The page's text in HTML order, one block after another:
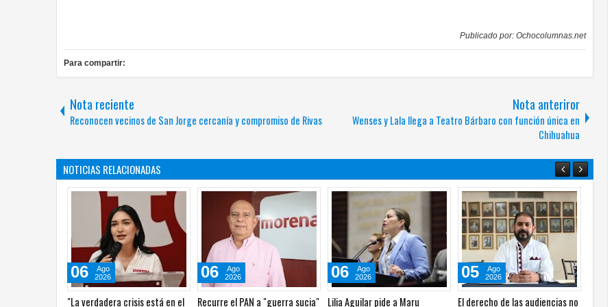
Publicado por: Ochocolumnas.net
Para compartir:
Nota reciente
Reconocen vecinos de San Jorge cercanía y compromiso de Rivas
Nota anteriror
Wenses y Lala llega a Teatro Bárbaro con función única en
Chihuahua
NOTICIAS RELACIONADAS
Relanza Villalobos programa de
05
Ago
2026
Toma Lozoya liderazgo de MC
05
Ago
2026
"La verdadera crisis está en el
06
Ago
2026
Recurre el PAN a "guerra sucia"
06
Ago
2026